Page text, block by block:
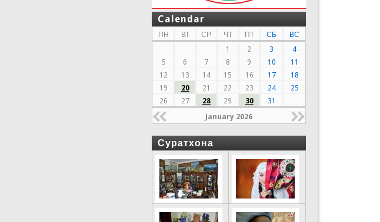
Calendar
ПН ВТ СР ЧТ ПТ СБ
ВС
1
2 3
4
5
6 7 8 9 10
11
12
13 14 15 16 17
18
19
20 21 22 23 24
25
26
27 28 29 30 31
January 2026
Суратхона